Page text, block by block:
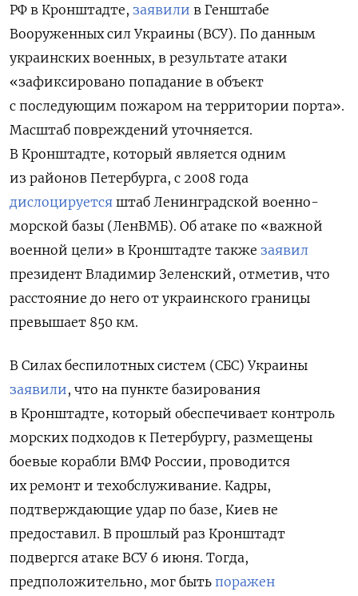
РФ в Кронштадте, заявили в Генштабе
Вооруженных сил Украины (ВСУ). По данным
украинских военных, в результате атаки
«зафиксировано попадание в объект
с последующим пожаром на территории порта».
Масштаб повреждений уточняется.
В Кронштадте, который является одним
из районов Петербурга, с 2008 года
дислоцируется штаб Ленинградской военно-
морской базы (ЛенВМБ). Об атаке по «важной
военной цели» в Кронштадте также заявил
президент Владимир Зеленский, отметив, что
расстояние до него от украинского границы
превышает 850 км.
В Силах беспилотных систем (СБС) Украины
заявили, что на пункте базирования
в Кронштадте, который обеспечивает контроль
морских подходов к Петербургу, размещены
боевые корабли ВМФ России, проводится
их ремонт и техобслуживание. Кадры,
подтверждающие удар по базе, Киев не
предоставил. В прошлый раз Кронштадт
подвергся атаке ВСУ 6 июня. Тогда,
предположительно, мог быть поражен